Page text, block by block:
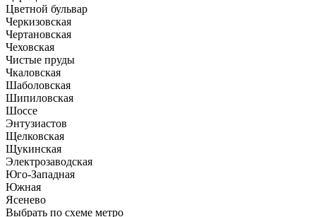
Цветной бульвар
Черкизовская
Чертановская
Чеховская
Чистые пруды
Чкаловская
Шаболовская
Шипиловская
Шоссе
Энтузиастов
Щелковская
Щукинская
Электрозаводская
Юго-Западная
Южная
Ясенево
Выбрать по схеме метро